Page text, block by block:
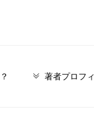
著者プロフ